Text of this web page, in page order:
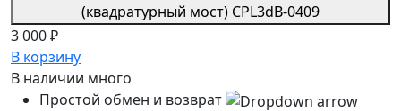
3 000 ₽
В корзину
В наличии много
Простой обмен и возврат